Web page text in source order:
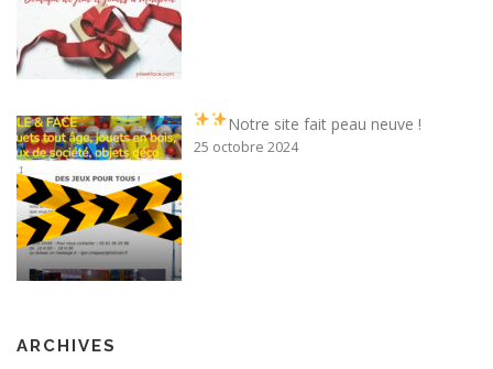
Notre site fait peau neuve !
25 octobre 2024
ARCHIVES